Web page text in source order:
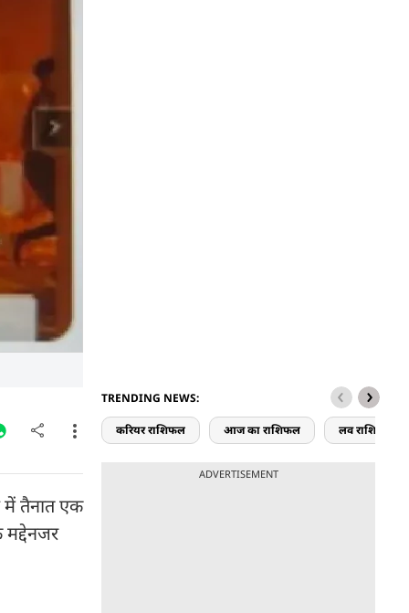
में तैनात एक
TRENDING NEWS:
करियर राशिफल आज का राशिफल लव राशिफल
ADVERTISEMENT